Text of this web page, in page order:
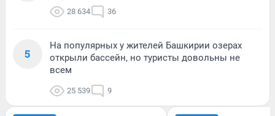
28 634 36
5
На популярных у жителей Башкирии озерах
открыли бассейн, но туристы довольны не
всем
25 539 9